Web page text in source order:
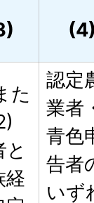
た
経
認定
業者
青色
告者
いず